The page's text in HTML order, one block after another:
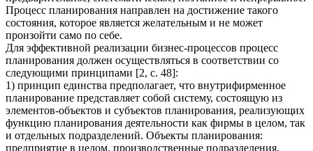
Процесс планирования направлен на достижение такого
состояния, которое является желательным и не может
произойти само по себе.
Для эффективной реализации бизнес-процессов процесс
планирования должен осуществляться в соответствии со
следующими принципами [2, с. 48]:
1) принцип единства предполагает, что внутрифирменное
планирование представляет собой систему, состоящую из
элементов-объектов и субъектов планирования, реализующих
функцию планирования деятельности как фирмы в целом, так
и отдельных подразделений. Объекты планирования:
предприятие в целом, производственные подразделения,